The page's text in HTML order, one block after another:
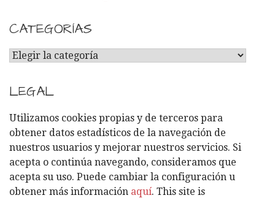
CATEGORÍAS
C
T
E
G
O
R
Í
A
S
LEGAL
Utilizamos cookies propias y de terceros para
obtener datos estadísticos de la navegación de
nuestros usuarios y mejorar nuestros servicios. Si
acepta o continúa navegando, consideramos que
acepta su uso. Puede cambiar la configuración u
obtener más información aquí. This site is